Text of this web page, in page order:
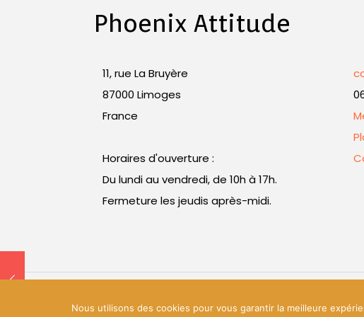
Phoenix Attitude
11, rue La Bruyère
87000 Limoges
France
Horaires d'ouverture :
Du lundi au vendredi, de 10h à 17h.
Fermeture les jeudis après-midi.
© 2018 Phoenix Attitude. Tous droits réservés.
Nous utilisons des cookies pour vous garantir la meilleure